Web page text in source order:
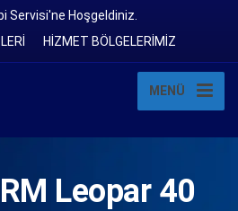
Servisi'ne Hoşgeldiniz.
HİZMET BÖLGELERİMİZ
MENÜ
Leopar 40